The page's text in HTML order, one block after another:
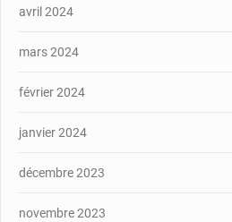
avril 2024
mars 2024
février 2024
janvier 2024
décembre 2023
novembre 2023